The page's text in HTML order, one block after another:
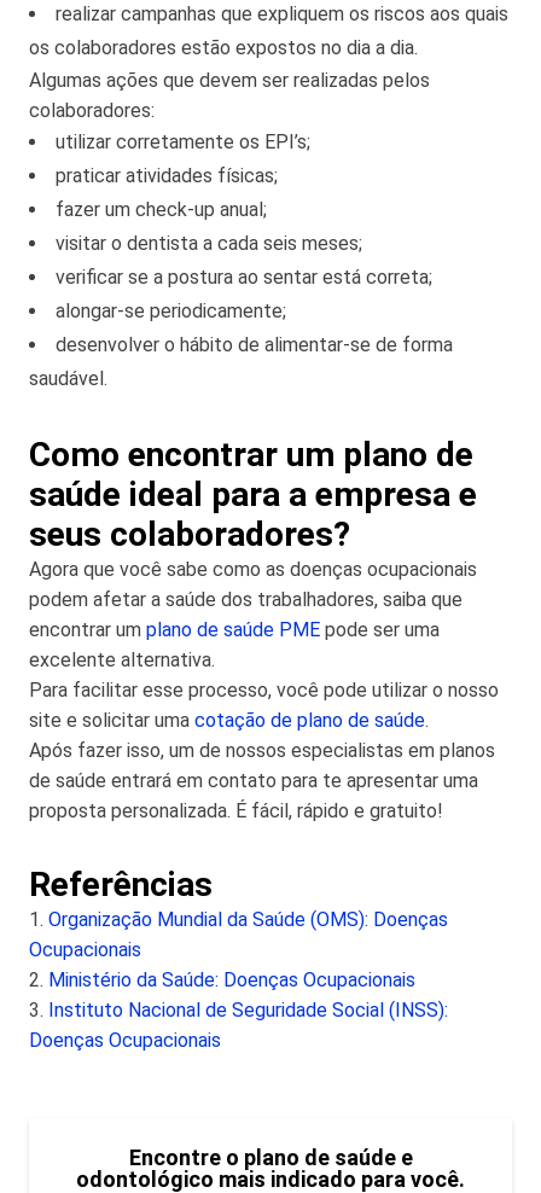
realizar campanhas que expliquem os riscos aos quais
os colaboradores estão expostos no dia a dia.
Algumas ações que devem ser realizadas pelos
colaboradores:
utilizar corretamente os EPI’s;
praticar atividades físicas;
fazer um check-up anual;
visitar o dentista a cada seis meses;
verificar se a postura ao sentar está correta;
alongar-se periodicamente;
desenvolver o hábito de alimentar-se de forma
saudável.
Como encontrar um plano de
saúde ideal para a empresa e
seus colaboradores?
Agora que você sabe como as doenças ocupacionais
podem afetar a saúde dos trabalhadores, saiba que
encontrar um plano de saúde PME pode ser uma
excelente alternativa.
Para facilitar esse processo, você pode utilizar o nosso
site e solicitar uma cotação de plano de saúde.
Após fazer isso, um de nossos especialistas em planos
de saúde entrará em contato para te apresentar uma
proposta personalizada. É fácil, rápido e gratuito!
Referências
1. Organização Mundial da Saúde (OMS): Doenças
Ocupacionais
2. Ministério da Saúde: Doenças Ocupacionais
3. Instituto Nacional de Seguridade Social (INSS):
Doenças Ocupacionais
Encontre o plano de saúde e
odontológico mais indicado para você.